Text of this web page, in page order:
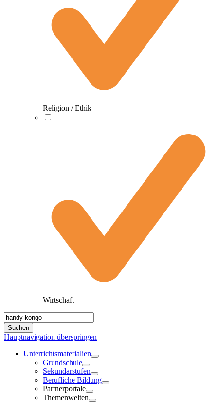
Religion / Ethik
Wirtschaft
Hauptnavigation überspringen
Unterrichtsmaterialien
Grundschule
Sekundarstufen
Berufliche Bildung
Partnerportale
Themenwelten